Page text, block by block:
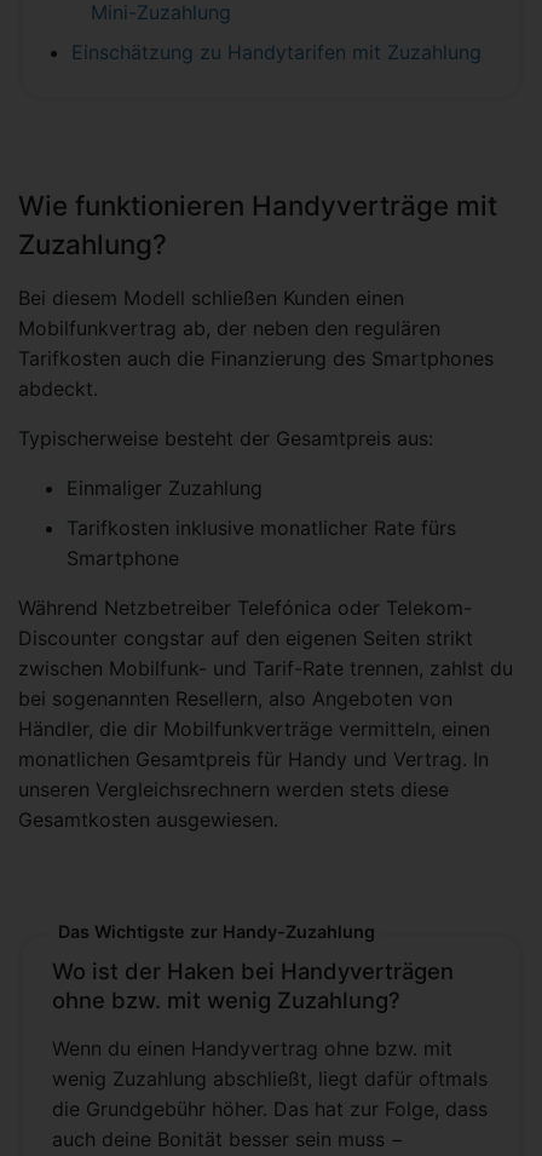
Mini-Zuzahlung
Einschätzung zu Handytarifen mit Zuzahlung
Wie funktionieren Handyverträge mit
Zuzahlung?
Bei diesem Modell schließen Kunden einen
Mobilfunkvertrag ab, der neben den regulären
Tarifkosten auch die Finanzierung des Smartphones
abdeckt.
Typischerweise besteht der Gesamtpreis aus:
Einmaliger Zuzahlung
Tarifkosten inklusive monatlicher Rate fürs
Smartphone
Während Netzbetreiber Telefónica oder Telekom-
Discounter congstar auf den eigenen Seiten strikt
zwischen Mobilfunk- und Tarif-Rate trennen, zahlst du
bei sogenannten Resellern, also Angeboten von
Händler, die dir Mobilfunkverträge vermitteln, einen
monatlichen Gesamtpreis für Handy und Vertrag. In
unseren Vergleichsrechnern werden stets diese
Gesamtkosten ausgewiesen.
Das Wichtigste zur Handy-Zuzahlung
Wo ist der Haken bei Handyverträgen
ohne bzw. mit wenig Zuzahlung?
Wenn du einen Handyvertrag ohne bzw. mit
wenig Zuzahlung abschließt, liegt dafür oftmals
die Grundgebühr höher. Das hat zur Folge, dass
auch deine Bonität besser sein muss −